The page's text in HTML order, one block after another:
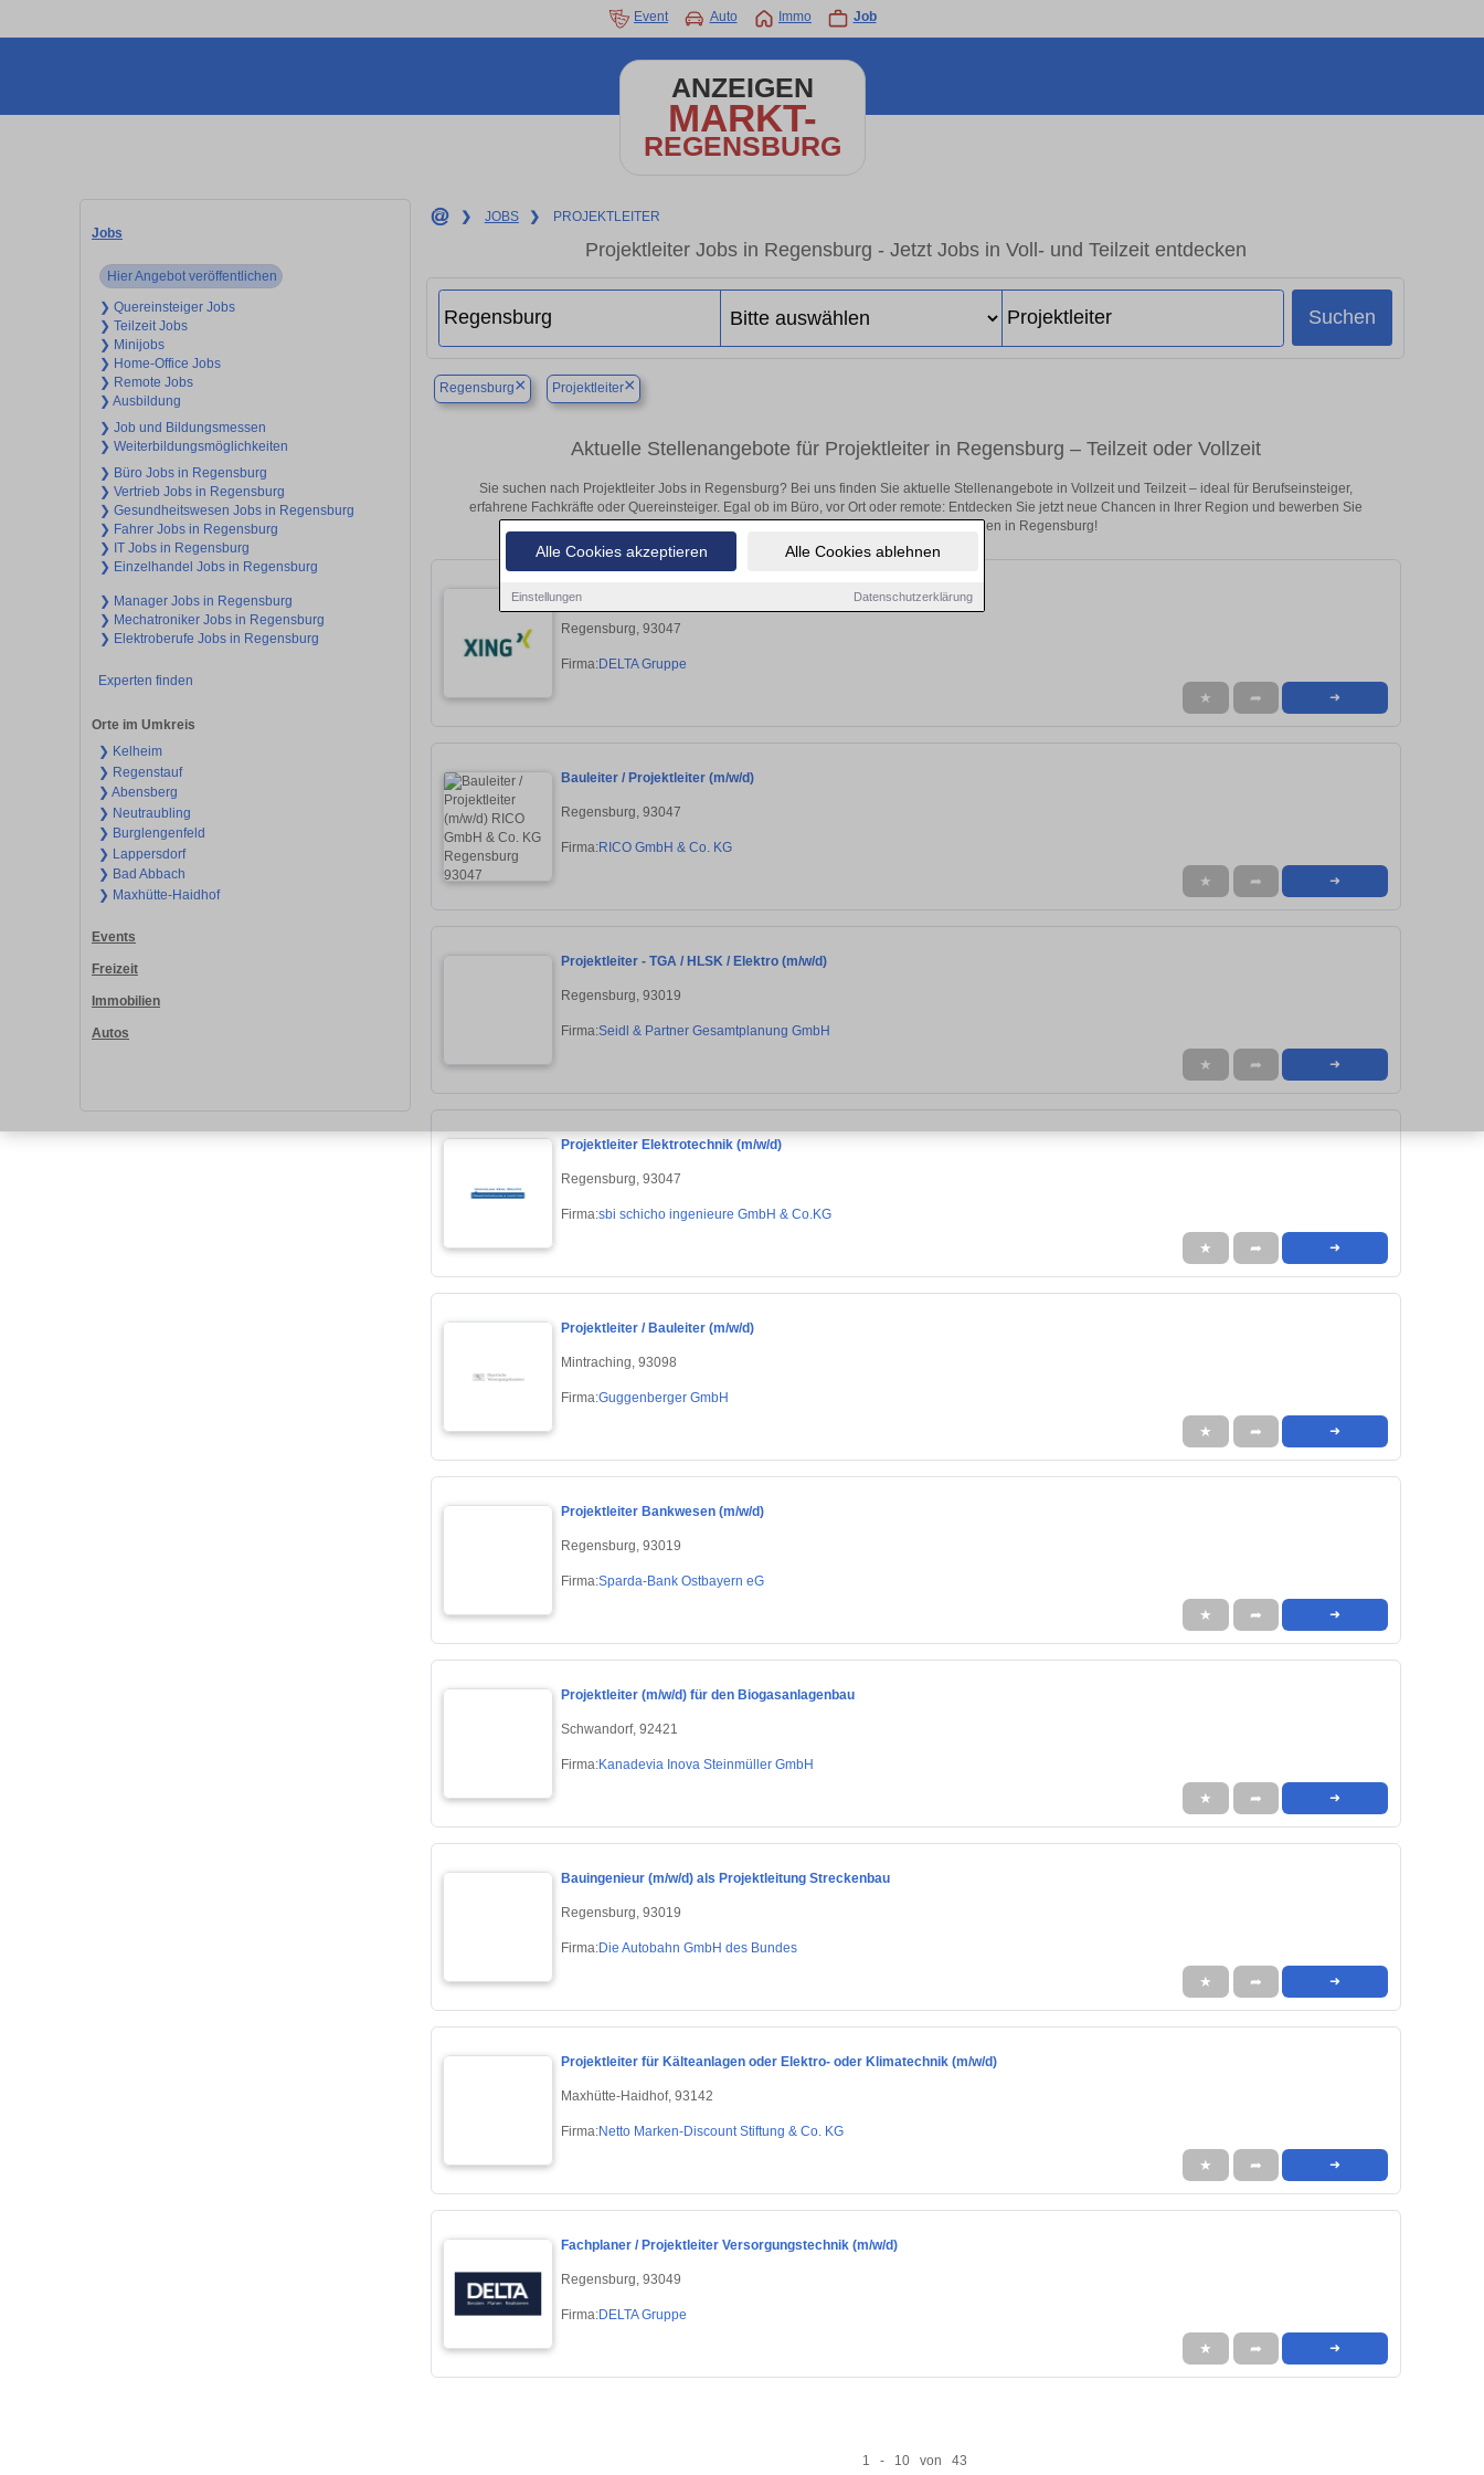
Alle Cookies akzeptieren Alle Cookies ablehnen
Einstellungen Datenschutzerklärung
Event Auto Immo Job
ANZEIGEN
MARKT-
REGENSBURG
Jobs
Hier Angebot veröffentlichen
❯ Quereinsteiger Jobs
❯ Teilzeit Jobs
❯ Minijobs
❯ Home-Office Jobs
❯ Remote Jobs
❯ Ausbildung
❯ Job und Bildungsmessen
❯ Weiterbildungsmöglichkeiten
❯ Büro Jobs in Regensburg
❯ Vertrieb Jobs in Regensburg
❯ Gesundheitswesen Jobs in Regensburg
❯ Fahrer Jobs in Regensburg
❯ IT Jobs in Regensburg
❯ Einzelhandel Jobs in Regensburg
❯ Manager Jobs in Regensburg
❯ Mechatroniker Jobs in Regensburg
❯ Elektroberufe Jobs in Regensburg
Experten finden
Orte im Umkreis
❯ Kelheim
❯ Regenstauf
❯ Abensberg
❯ Neutraubling
❯ Burglengenfeld
❯ Lappersdorf
❯ Bad Abbach
❯ Maxhütte-Haidhof
Events
Freizeit
Immobilien
Autos
❯ JOBS ❯ PROJEKTLEITER
Projektleiter Jobs in Regensburg - Jetzt Jobs in Voll- und Teilzeit entdecken
Suchen
Regensburg× Projektleiter×
Aktuelle Stellenangebote für Projektleiter in Regensburg – Teilzeit oder Vollzeit
Sie suchen nach Projektleiter Jobs in Regensburg? Bei uns finden Sie aktuelle Stellenangebote in Vollzeit und Teilzeit – ideal für Berufseinsteiger,
erfahrene Fachkräfte oder Quereinsteiger. Egal ob im Büro, vor Ort oder remote: Entdecken Sie jetzt neue Chancen in Ihrer Region und bewerben Sie
sich direkt auf passende Projektleiter-Stellen in Regensburg!
Fachplaner / Projektleiter Versorgungstechnik (m/w/d)
Regensburg, 93047
Firma:DELTA Gruppe
★ ➦ ➜
Bauleiter / Projektleiter (m/w/d)
Regensburg, 93047
Firma:RICO GmbH & Co. KG
★ ➦ ➜
Projektleiter - TGA / HLSK / Elektro (m/w/d)
Regensburg, 93019
Firma:Seidl & Partner Gesamtplanung GmbH
★ ➦ ➜
Projektleiter Elektrotechnik (m/w/d)
Regensburg, 93047
Firma:sbi schicho ingenieure GmbH & Co.KG
★ ➦ ➜
Projektleiter / Bauleiter (m/w/d)
Mintraching, 93098
Firma:Guggenberger GmbH
★ ➦ ➜
Projektleiter Bankwesen (m/w/d)
Regensburg, 93019
Firma:Sparda-Bank Ostbayern eG
★ ➦ ➜
Projektleiter (m/w/d) für den Biogasanlagenbau
Schwandorf, 92421
Firma:Kanadevia Inova Steinmüller GmbH
★ ➦ ➜
Bauingenieur (m/w/d) als Projektleitung Streckenbau
Regensburg, 93019
Firma:Die Autobahn GmbH des Bundes
★ ➦ ➜
Projektleiter für Kälteanlagen oder Elektro- oder Klimatechnik (m/w/d)
Maxhütte-Haidhof, 93142
Firma:Netto Marken-Discount Stiftung & Co. KG
★ ➦ ➜
Fachplaner / Projektleiter Versorgungstechnik (m/w/d)
Regensburg, 93049
Firma:DELTA Gruppe
★ ➦ ➜
1 - 10 von 43